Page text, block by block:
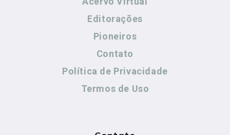
Editorações
Pioneiros
Contato
Política de Privacidade
Termos de Uso